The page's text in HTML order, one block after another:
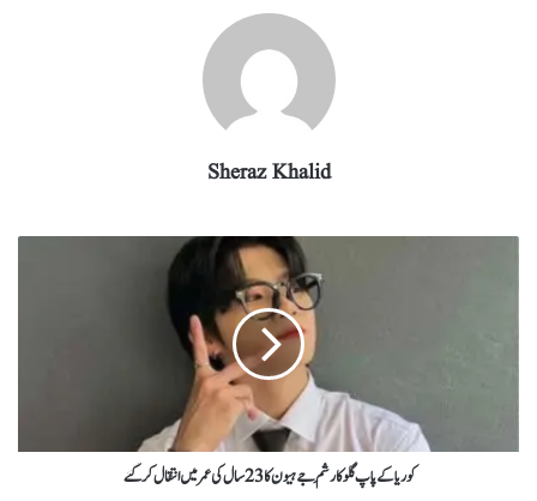
Sheraz Khalid
کوریا کے پاپ گلوکار شِم جے ہیون کا23سال کی عمر میں انتقال کرگئے